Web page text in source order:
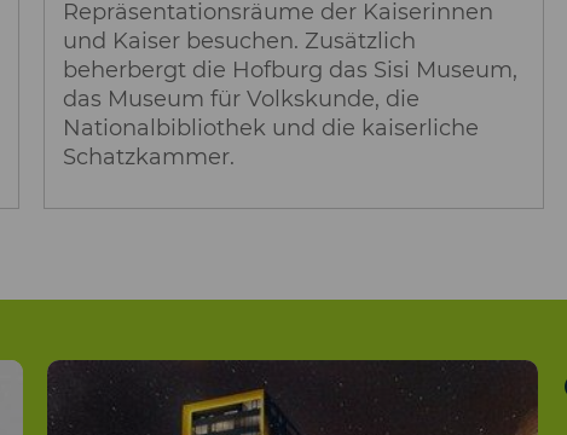
Repräsentationsräume der Kaiserinnen
und Kaiser besuchen. Zusätzlich
beherbergt die Hofburg das Sisi Museum,
das Museum für Volkskunde, die
Nationalbibliothek und die kaiserliche
Schatzkammer.